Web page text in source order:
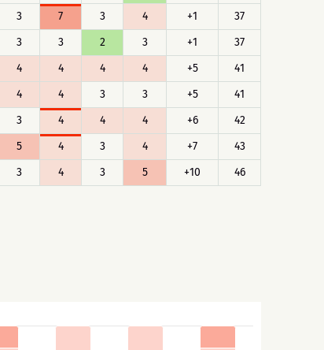
3 7 3 4 +1
37
3 3 2 3 +1
37
4 4 4 4 +5
41
4 4 3 3 +5
41
3 4 4 4 +6
42
5 4 3 4 +7
43
3 4 3 5 +10 46